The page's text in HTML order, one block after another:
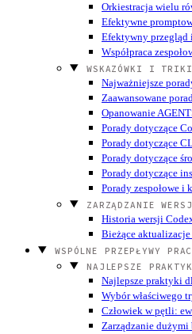
Orkiestracja wielu
Efektywne
Efektywny przegląd
Współpraca
WSKAZÓWKI I TRIKI
Najważniejsze
Zaawansowane
Opanowanie
Porady dotyczące
Porady dotyczące
Porady dotyczące
Porady dotyczące
Porady zespołowe i
ZARZĄDZANIE
Historia wersji
Bieżące
WSPÓLNE PRZEPŁYWY
NAJLEPSZE
Najlepsze praktyki
Wybór właściwego
Człowiek w pętli:
Zarządzanie dużymi